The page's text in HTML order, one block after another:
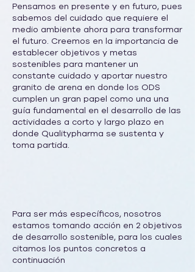
Pensamos en presente y en futuro, pues
sabemos del cuidado que requiere el
medio ambiente ahora para transformar
el futuro. Creemos en la importancia de
establecer objetivos y metas
sostenibles para mantener un
constante cuidado y aportar nuestro
granito de arena en donde los ODS
cumplen un gran papel como una una
guía fundamental en el desarrollo de las
actividades a corto y largo plazo en
donde Qualitypharma se sustenta y
toma partida.
Para ser más específicos, nosotros
estamos tomando acción en 2 objetivos
de desarrollo sostenible, para los cuales
citamos los puntos concretos a
continuación